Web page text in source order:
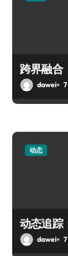
跨界融合
dawei
动态
动态追踪
dawei